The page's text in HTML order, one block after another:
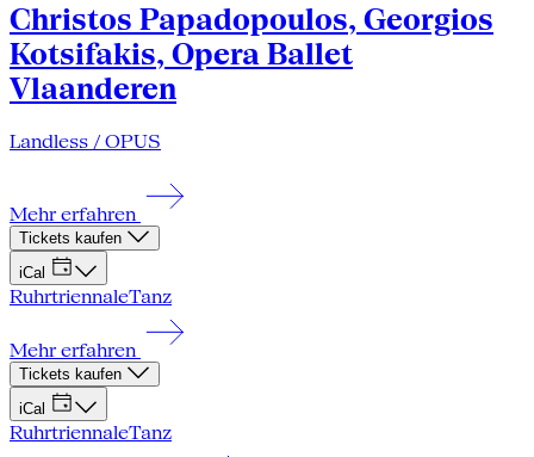
Christos Papadopoulos, Georgios
Kotsifakis, Opera Ballet
Vlaanderen
Landless / OPUS
Mehr erfahren
Tickets kaufen
iCal
RuhrtriennaleTanz
Mehr erfahren
Tickets kaufen
iCal
RuhrtriennaleTanz